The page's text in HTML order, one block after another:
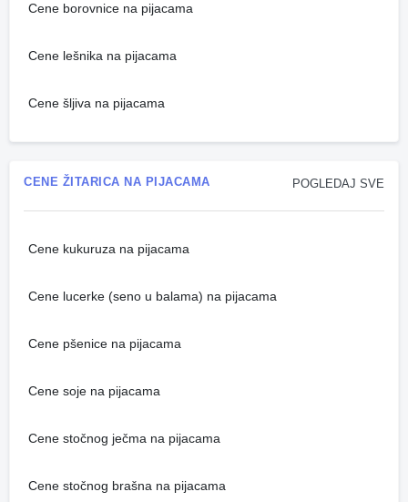
Cene borovnice na pijacama
Cene lešnika na pijacama
Cene šljiva na pijacama
POGLEDAJ SVE
CENE ŽITARICA NA PIJACAMA
Cene kukuruza na pijacama
Cene lucerke (seno u balama) na pijacama
Cene pšenice na pijacama
Cene soje na pijacama
Cene stočnog ječma na pijacama
Cene stočnog brašna na pijacama